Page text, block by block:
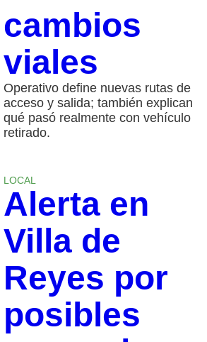
cambios
viales
Operativo define nuevas rutas de
acceso y salida; también explican
qué pasó realmente con vehículo
retirado.
LOCAL
Alerta en
Villa de
Reyes por
posibles